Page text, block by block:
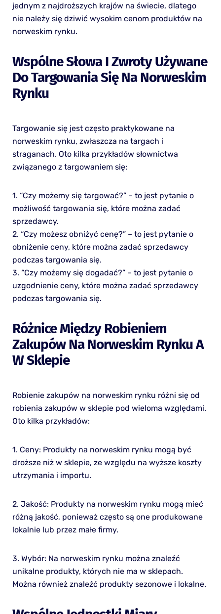
jednym z najdroższych krajów na świecie, dlatego
nie należy się dziwić wysokim cenom produktów na
norweskim rynku.
Wspólne Słowa I Zwroty Używane
Do Targowania Się Na Norweskim
Rynku
Targowanie się jest często praktykowane na
norweskim rynku, zwłaszcza na targach i
straganach. Oto kilka przykładów słownictwa
związanego z targowaniem się:
1. “Czy możemy się targować?” – to jest pytanie o
możliwość targowania się, które można zadać
sprzedawcy.
2. “Czy możesz obniżyć cenę?” – to jest pytanie o
obniżenie ceny, które można zadać sprzedawcy
podczas targowania się.
3. “Czy możemy się dogadać?” – to jest pytanie o
uzgodnienie ceny, które można zadać sprzedawcy
podczas targowania się.
Różnice Między Robieniem
Zakupów Na Norweskim Rynku A
W Sklepie
Robienie zakupów na norweskim rynku różni się od
robienia zakupów w sklepie pod wieloma względami.
Oto kilka przykładów:
1. Ceny: Produkty na norweskim rynku mogą być
droższe niż w sklepie, ze względu na wyższe koszty
utrzymania i importu.
2. Jakość: Produkty na norweskim rynku mogą mieć
różną jakość, ponieważ często są one produkowane
lokalnie lub przez małe firmy.
3. Wybór: Na norweskim rynku można znaleźć
unikalne produkty, których nie ma w sklepach.
Można również znaleźć produkty sezonowe i lokalne.